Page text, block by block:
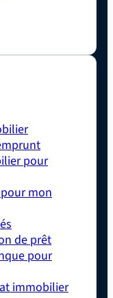
pour
mon
de prêt
pour
immobilier